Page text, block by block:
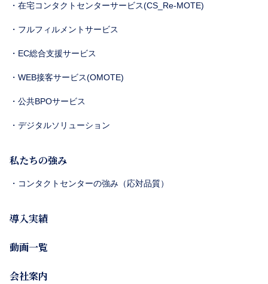
・在宅コンタクトセンターサービス(CS_Re-MOTE)
・フルフィルメントサービス
・EC総合支援サービス
・WEB接客サービス(OMOTE)
・公共BPOサービス
・デジタルソリューション
私たちの強み
・コンタクトセンターの強み（応対品質）
導入実績
動画一覧
会社案内